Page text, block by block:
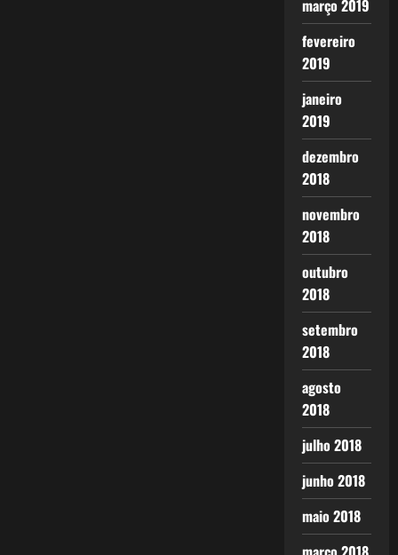
março 2019
fevereiro
2019
janeiro
2019
dezembro
2018
novembro
2018
outubro
2018
setembro
2018
agosto
2018
julho 2018
junho 2018
maio 2018